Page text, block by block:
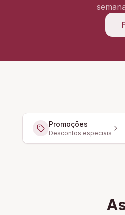
Promoções
Descontos especiais